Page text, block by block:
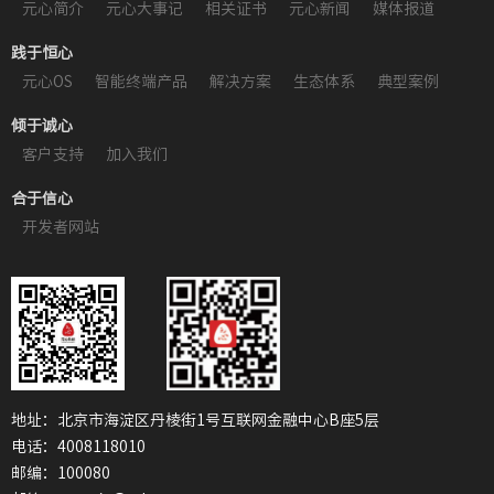
元心简介 元心大事记 相关证书 元心新闻 媒体报道
践于恒心
元心OS
智能终端产品 解决方案 生态体系 典型案例
倾于诚心
客户支持
加入我们
合于信心
开发者网站
地址：北京市海淀区丹棱街1号互联网金融中心B座5层
电话：4008118010
邮编：100080